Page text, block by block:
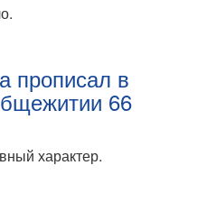
прописал в
66
характер.